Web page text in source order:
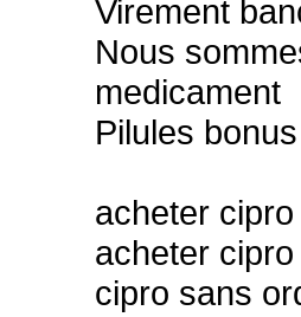
Virement
Nous
medicament
Pilules
acheter
acheter
cipro sans